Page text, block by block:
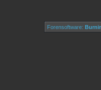
Forensoftware: